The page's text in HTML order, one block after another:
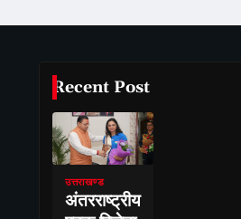
Recent Post
उत्तराखण्ड
अंतरराष्ट्रीय